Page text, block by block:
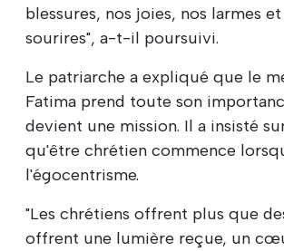
blessures, nos joies, nos larmes
sourires", a-t-il poursuivi.
Le patriarche a expliqué que le
Fatima prend toute son
devient une mission. Il a insisté
qu'être chrétien commence
l'égocentrisme.
"Les chrétiens offrent plus que
offrent une lumière reçue, un